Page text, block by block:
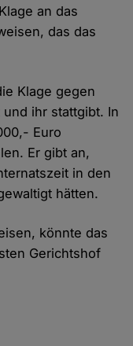
an das
das das
Klage gegen
ihr stattgibt. In
Euro
Er gibt an,
in den
hätten.
könnte das
Gerichtshof